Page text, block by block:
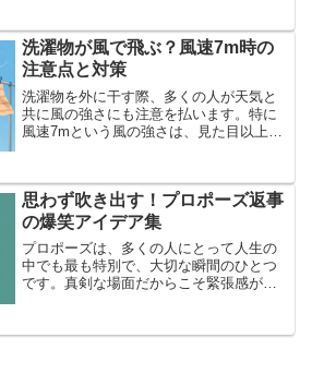
い茶碗蒸し作りのコツも解説！
洗濯物が風で飛ぶ？風速7m時の
注意点と対策
洗濯物を外に干す際、多くの人が天気と
共に風の強さにも注意を払います。特に
風速7mという風の強さは、見た目以上に
活に支障をきたすほどの風ではないもの
の、洗濯物の固定が不...
思わず吹き出す！プロポーズ返事
の爆笑アイデア集
プロポーズは、多くの人にとって人生の
中でも最も特別で、大切な瞬間のひとつ
です。真剣な場面だからこそ緊張感が漂
雰囲気を演出することができます。笑い